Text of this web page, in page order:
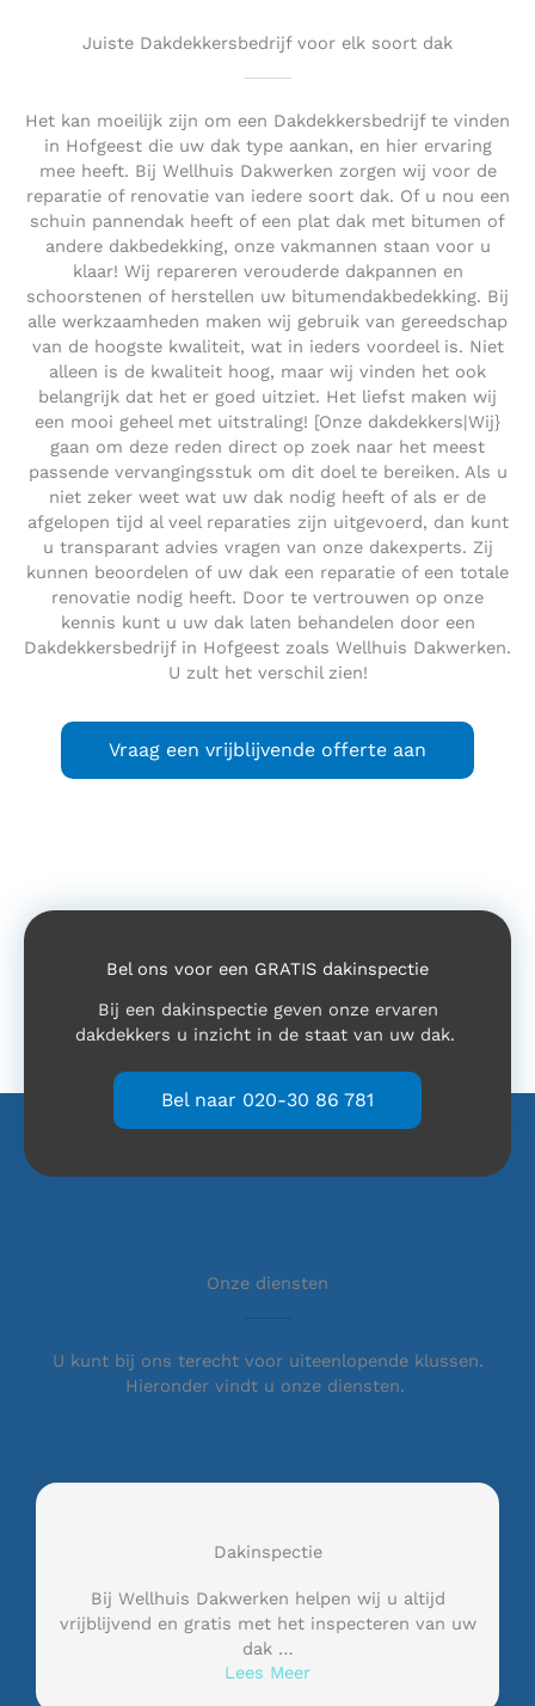
Juiste Dakdekkersbedrijf voor elk soort dak
Het kan moeilijk zijn om een Dakdekkersbedrijf te vinden
in Hofgeest die uw dak type aankan, en hier ervaring
mee heeft. Bij Wellhuis Dakwerken zorgen wij voor de
reparatie of renovatie van iedere soort dak. Of u nou een
schuin pannendak heeft of een plat dak met bitumen of
andere dakbedekking, onze vakmannen staan voor u
klaar! Wij repareren verouderde dakpannen en
schoorstenen of herstellen uw bitumendakbedekking. Bij
alle werkzaamheden maken wij gebruik van gereedschap
van de hoogste kwaliteit, wat in ieders voordeel is. Niet
alleen is de kwaliteit hoog, maar wij vinden het ook
belangrijk dat het er goed uitziet. Het liefst maken wij
een mooi geheel met uitstraling! [Onze dakdekkers|Wij}
gaan om deze reden direct op zoek naar het meest
passende vervangingsstuk om dit doel te bereiken. Als u
niet zeker weet wat uw dak nodig heeft of als er de
afgelopen tijd al veel reparaties zijn uitgevoerd, dan kunt
u transparant advies vragen van onze dakexperts. Zij
kunnen beoordelen of uw dak een reparatie of een totale
renovatie nodig heeft. Door te vertrouwen op onze
kennis kunt u uw dak laten behandelen door een
Dakdekkersbedrijf in Hofgeest zoals Wellhuis Dakwerken.
U zult het verschil zien!
Vraag een vrijblijvende offerte aan
Bel ons voor een GRATIS dakinspectie
Bij een dakinspectie geven onze ervaren
dakdekkers u inzicht in de staat van uw dak.
Bel naar 020-30 86 781
Onze diensten
U kunt bij ons terecht voor uiteenlopende klussen.
Hieronder vindt u onze diensten.
Dakinspectie
Bij Wellhuis Dakwerken helpen wij u altijd
vrijblijvend en gratis met het inspecteren van uw
dak …
Lees Meer